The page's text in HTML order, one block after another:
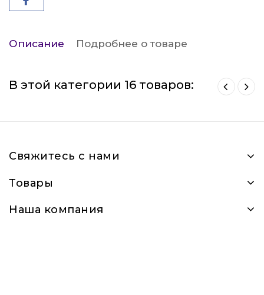
Описание Подробнее о товаре
В этой категории 16 товаров:
Свяжитесь с нами
Товары
Наша компания